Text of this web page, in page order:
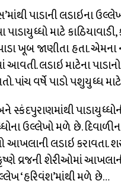
પાડાની લડાઇના
પાડાયુધ્ધો માટે
ખૂબ જાણીતા હતા. એમના
આવતી. લડાઇ માટેના
પાંચ વર્ષે પાડો પશુયુધ્ધ
સ્કંદપુરાણમાંથી
ઉલ્લેખો મળે છે.
આખલાની લડાઇ કરાવતા.
વ્રજની શેરીઓમાં
‘હરિવંશ’માંથી મળે છે…